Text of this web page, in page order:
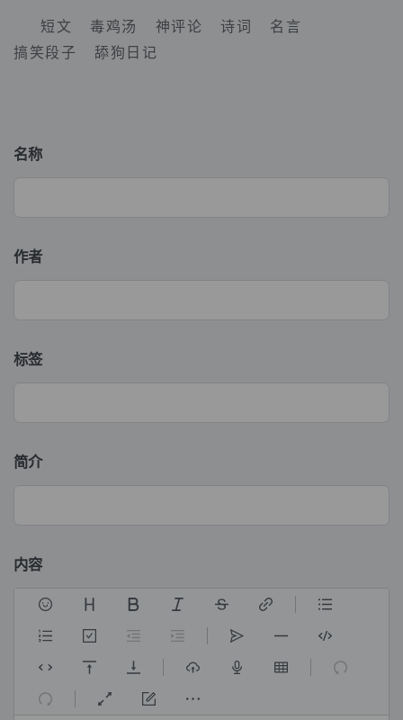
短文 毒鸡汤 神评论 诗词
名言
搞笑段子
舔狗日记
名称
作者
标签
简介
内容